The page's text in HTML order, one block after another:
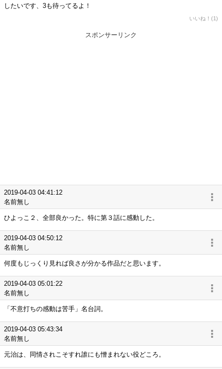
したいです、3も待ってるよ！
いいね！(1)
スポンサーリンク
2019-04-03 04:41:12
名前無し
ひよっこ２、全部良かった。特に第３話に感動した。
2019-04-03 04:50:12
名前無し
何度もじっくり見れば良さが分かる作品だと思います。
2019-04-03 05:01:22
名前無し
「不意打ちの感動は苦手」名台詞。
2019-04-03 05:43:34
名前無し
元治は、同情されこそすれ誰にも憎まれない役どころ。